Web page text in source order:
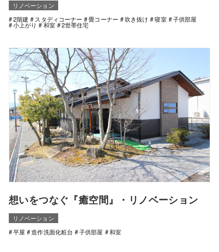
リノベーション
2階建
スタディコーナー 畳コーナー 吹き抜け 寝室 子供部屋
小上がり 和室 2世帯住宅
想いをつなぐ『癒空間』・リノベーション
リノベーション
平屋
造作洗面化粧台 子供部屋 和室